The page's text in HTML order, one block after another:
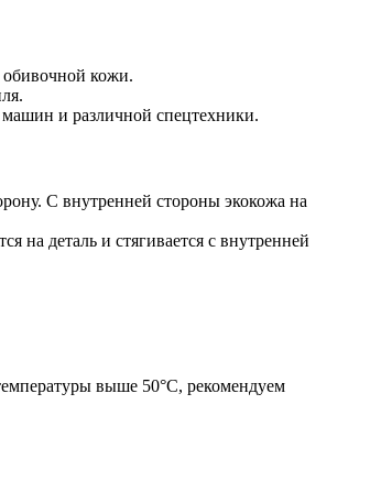
обивочной кожи.
и различной спецтехники.
С внутренней стороны экокожа на
на деталь и стягивается с внутренней
выше 50°С, рекомендуем